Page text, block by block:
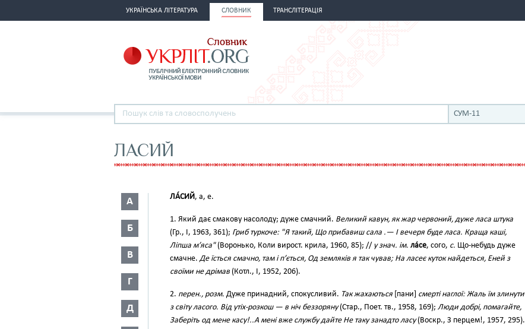
УКРАЇНСЬКА ЛІТЕРАТУРА СЛОВНИК ТРАНСЛІТЕРАЦІЯ
СУМ-11
ЛАСИЙ
А
Б
В
Г
Д
ЛА́СИЙ, а, е.
1. Який дає смакову насолоду; дуже смачний. Великий кавун, як жар червоний, дуже ласа штука
(Гр., І, 1963, 361); Гриб туркоче: "Я такий, Що прибавиш сала .— І вечеря буде ласа. Краща каші,
Ліпша м’яса"(Воронько, Коли вирост. крила, 1960, 85); // у знач. ім. ла́се, сого, с. Що-небудь дуже
смачне.Де їсться смачно, там і п’ється, Од земляків я так чував; На ласеє куток найдеться, Еней з
своїми не дрімав (Котл., І, 1952, 206).
2. перен., розм. Дуже принадний, спокусливий. Так жахаються [пани] смерті наглої: Жаль їм злинути
з світу ласого. Від утіх-розкош — в ніч беззоряну(Стар., Поет. тв., 1958, 169); Люди добрі, помагайте,
Заберіть од мене касу!..А мені вже службу дайте Не таку занадто ласу(Воскр., З перцем!, 1957, 295).